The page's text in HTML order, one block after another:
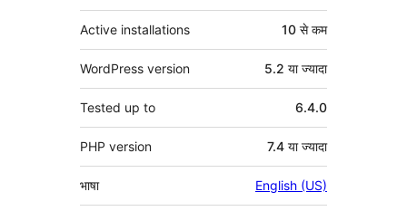
Active installations 10 से कम
WordPress version 5.2 या ज्यादा
Tested up to 6.4.0
PHP version 7.4 या ज्यादा
भाषा English (US)